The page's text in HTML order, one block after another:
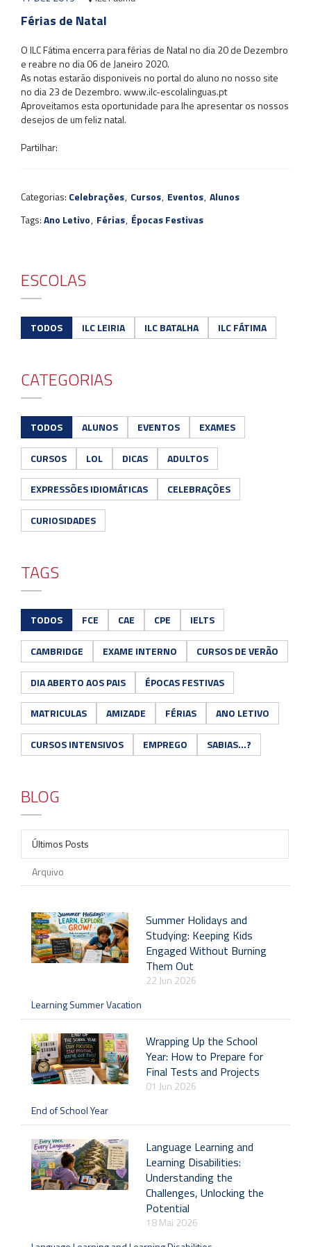
Férias de Natal
O ILC Fátima encerra para férias de Natal no dia 20 de Dezembro
e reabre no dia 06 de Janeiro 2020.
As notas estarão disponiveis no portal do aluno no nosso site
no dia 23 de Dezembro. www.ilc-escolalinguas.pt
Aproveitamos esta oportunidade para lhe apresentar os nossos
desejos de um feliz natal.
Partilhar:
Categorias: Celebrações, Cursos, Eventos, Alunos
Tags:Ano Letivo, Férias, Épocas Festivas
ESCOLAS
TODOS ILC LEIRIA ILC BATALHA ILC FÁTIMA
CATEGORIAS
TODOS ALUNOS EVENTOS EXAMES
CURSOS LOL DICAS ADULTOS
EXPRESSÕES IDIOMÁTICAS CELEBRAÇÕES
CURIOSIDADES
TAGS
TODOS FCE CAE CPE IELTS
CAMBRIDGE EXAME INTERNO CURSOS DE VERÃO
DIA ABERTO AOS PAIS ÉPOCAS FESTIVAS
MATRICULAS AMIZADE FÉRIAS ANO LETIVO
CURSOS INTENSIVOS EMPREGO SABIAS...?
BLOG
Últimos Posts
Arquivo
Summer Holidays and
Studying: Keeping Kids
Engaged Without Burning
Them Out
22 Jun 2026
Learning Summer Vacation
Wrapping Up the School
Year: How to Prepare for
Final Tests and Projects
01 Jun 2026
End of School Year
Language Learning and
Learning Disabilities:
Understanding the
Challenges, Unlocking the
Potential
18 Mai 2026